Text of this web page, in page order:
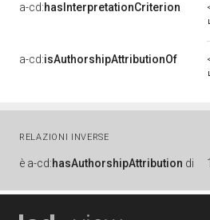
a-cd:hasInterpretationCriterion
a-cd:isAuthorshipAttributionOf
RELAZIONI INVERSE
è a-cd:hasAuthorshipAttribution di